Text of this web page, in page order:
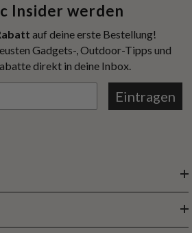
Insider werden
auf deine erste Bestellung!
Gadgets-, Outdoor-Tipps und
direkt in deine Inbox.
Eintragen